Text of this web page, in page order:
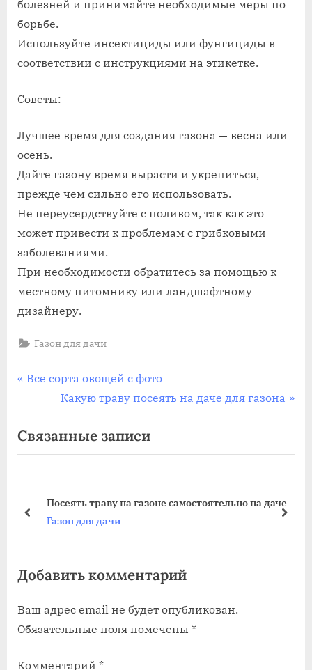
болезней и принимайте необходимые меры по
борьбе.
Используйте инсектициды или фунгициды в
соответствии с инструкциями на этикетке.
Советы:
Лучшее время для создания газона — весна или
осень.
Дайте газону время вырасти и укрепиться,
прежде чем сильно его использовать.
Не переусердствуйте с поливом, так как это
может привести к проблемам с грибковыми
заболеваниями.
При необходимости обратитесь за помощью к
местному питомнику или ландшафтному
дизайнеру.
Газон для дачи
Навигация
записям
П
д
ы
щ
з
п
и
Все сорта овощей с фото
С
е
д
з
п
и
Какую траву посеять на даче для газона
Связанные записи
Посеять траву на газоне самостоятельно на даче
Газон для дачи
пред
Добавить комментарий
Ваш адрес email не будет опубликован.
Обязательные поля помечены *
Комментарий *